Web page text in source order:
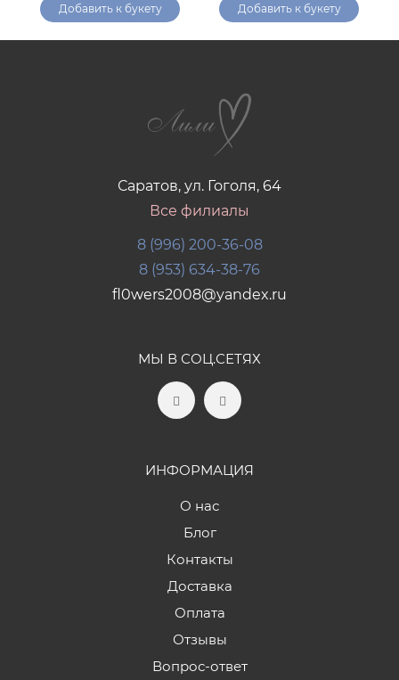
Добавить к букету Добавить к букету
Саратов, ул. Гоголя, 64
Все филиалы
8 (996) 200-36-08
8 (953) 634-38-76
fl0wers2008@yandex.ru
МЫ В СОЦ.СЕТЯХ
ИНФОРМАЦИЯ
О нас
Блог
Контакты
Доставка
Оплата
Отзывы
Вопрос-ответ